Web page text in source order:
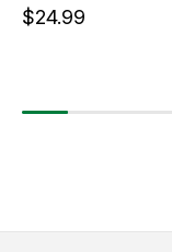
$24.99